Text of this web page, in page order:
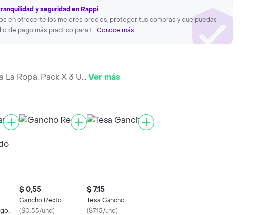
y seguridad en Rappi
en ofrecerte los mejores precios, proteger tus compras y que puedas
de pago más practico para ti. Conoce más...
Ropa. Pack X 3 U...Ver más
$ 0,55
Gancho Recto
($0.55/und)
$ 7,15
Tesa Gancho
($7.15/und)